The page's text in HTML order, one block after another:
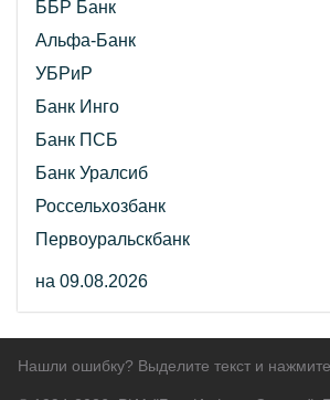
ББР Банк
Альфа-Банк
УБРиР
Банк Инго
Банк ПСБ
Банк Уралсиб
Россельхозбанк
Первоуральскбанк
на 09.08.2026
Нашли ошибку? Выделите текст и нажмите